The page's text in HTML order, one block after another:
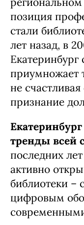
позиция
стали
лет назад, в
Екатеринбург
приумножает
не
признание
тренды всей
последних
активно
библиотеки –
цифровым